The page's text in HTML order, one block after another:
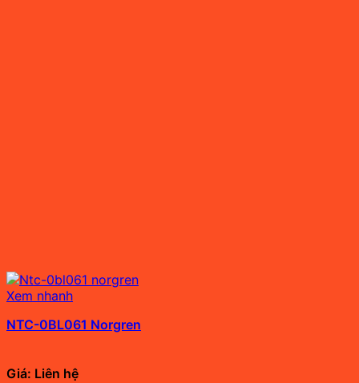
Xem nhanh
NTC-0BL061 Norgren
Giá: Liên hệ